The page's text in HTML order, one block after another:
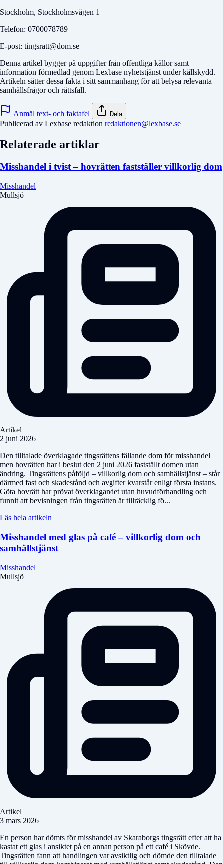
Stockholm, Stockholmsvägen 1
Telefon: 0700078789
E-post: tingsratt@dom.se
Denna artikel bygger på uppgifter från offentliga källor samt
information förmedlad genom Lexbase nyhetstjänst under källskydd.
Artikeln sätter dessa fakta i sitt sammanhang för att belysa relevanta
samhällsfrågor och rättsfall.
Anmäl text- och faktafel Dela
Publicerad av Lexbase redaktion redaktionen@lexbase.se
Relaterade artiklar
Misshandel i tvist – hovrätten fastställer villkorlig dom
Misshandel
Mullsjö
Artikel
2 juni 2026
Den tilltalade överklagade tingsrättens fällande dom för misshandel
men hovrätten har i beslut den 2 juni 2026 fastställt domen utan
ändring. Tingsrättens påföljd – villkorlig dom och samhällstjänst – står
därmed fast och skadestånd och avgifter kvarstår enligt första instans.
Göta hovrätt har prövat överklagandet utan huvudförhandling och
funnit att bevisningen från tingsrätten är tillräcklig fö...
Läs hela artikeln
Misshandel med glas på café – villkorlig dom och
samhällstjänst
Misshandel
Mullsjö
Artikel
3 mars 2026
En person har dömts för misshandel av Skaraborgs tingsrätt efter att ha
kastat ett glas i ansiktet på en annan person på ett café i Skövde.
Tingsrätten fann att handlingen var avsiktlig och dömde den tilltalade